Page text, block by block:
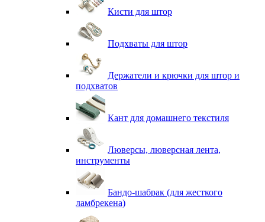
Кисти для штор
Подхваты для штор
Держатели и крючки для штор и
подхватов
Кант для домашнего текстиля
Люверсы, люверсная лента,
инструменты
Бандо-шабрак (для жесткого
ламбрекена)